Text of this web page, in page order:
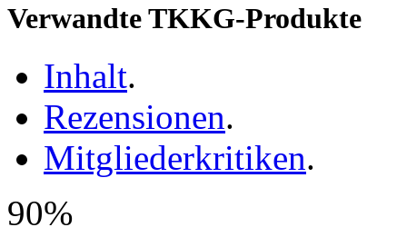
Verwandte TKKG-Produkte
Inhalt.
Rezensionen.
Mitgliederkritiken.
90%